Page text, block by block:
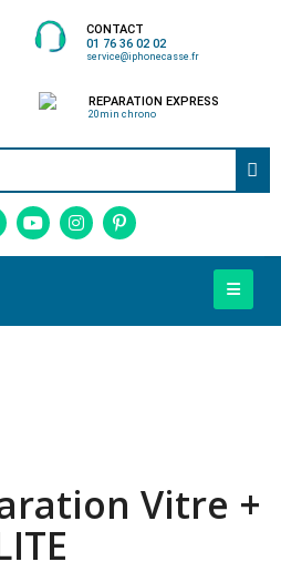
CONTACT
01 76 36 02 02
service@iphonecasse.fr
REPARATION EXPRESS
20min chrono
Vitre +